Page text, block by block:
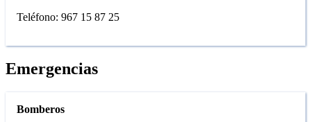
Teléfono: 967 15 87 25
Emergencias
Bomberos